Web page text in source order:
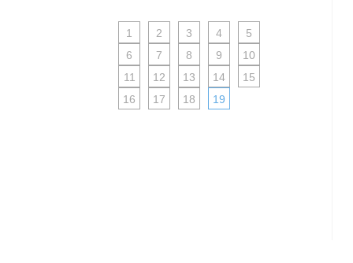
1 2 3 4
5
6
7 8 9
10
11
12 13 14
15
16
17 18 19